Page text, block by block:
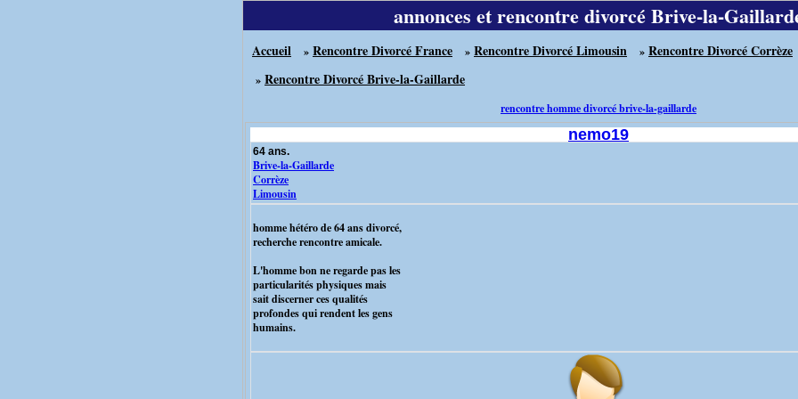
annonces et rencontre divorcé Brive-la-
Accueil » Rencontre Divorcé France » Rencontre Divorcé Limousin » Rencontre Divorcé Corrèze
» Rencontre Divorcé Brive-la-Gaillarde
rencontre homme divorcé brive-la-gaillarde
nemo19
64 ans.
Brive-la-Gaillarde
Corrèze
Limousin
homme hétéro de 64 ans divorcé,
recherche rencontre amicale.
L'homme bon ne regarde pas les
particularités physiques mais
sait discerner ces qualités
profondes qui rendent les gens
humains.